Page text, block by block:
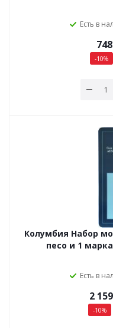
Есть в
748
-10%
Колумбия Набор
песо и 1
Есть в
2 159
-10%